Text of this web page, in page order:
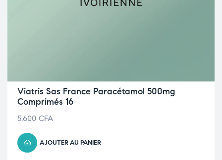
Viatris Sas France Paracétamol 500mg
Comprimés 16
5.600 CFA
AJOUTER AU PANIER